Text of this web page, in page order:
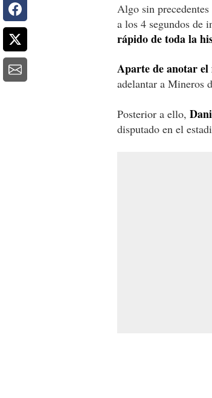
Algo sin
a los 4 segundos de
rápido de toda la
Aparte de anotar
adelantar a Mineros
Posterior a ello,
disputado en el